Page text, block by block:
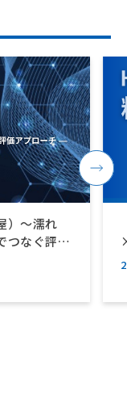
）～濡れ
つなぐ評価
株）共